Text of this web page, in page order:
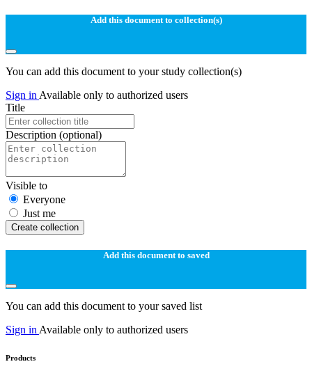
Add this document to collection(s)
You can add this document to your study collection(s)
Sign in Available only to authorized users
Title
Description (optional)
Visible to
Everyone
Just me
Create collection
Add this document to saved
You can add this document to your saved list
Sign in Available only to authorized users
Products